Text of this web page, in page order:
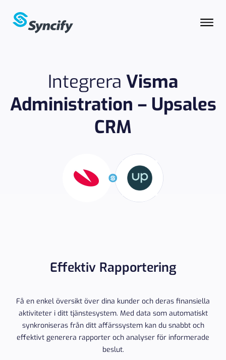
Integrera Visma
Administration – Upsales
CRM
Effektiv Rapportering
Få en enkel översikt över dina kunder och deras finansiella
aktiviteter i ditt tjänstesystem. Med data som automatiskt
synkroniseras från ditt affärssystem kan du snabbt och
effektivt generera rapporter och analyser för informerade
beslut.